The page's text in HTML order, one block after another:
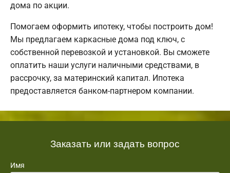
дома по акции.
Помогаем оформить ипотеку, чтобы построить дом!
Мы предлагаем каркасные дома под ключ, с
собственной перевозкой и установкой. Вы сможете
оплатить наши услуги наличными средствами, в
рассрочку, за материнский капитал. Ипотека
предоставляется банком-партнером компании.
Заказать или задать вопрос
Имя